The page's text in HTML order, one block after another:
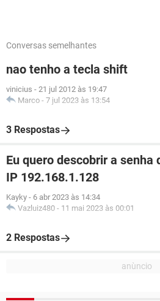
Conversas semelhantes
nao tenho a tecla shift
vinicius - 21 jul 2012 às 19:47
Marco - 7 jul 2023 às 13:54
3 Respostas
Eu quero descobrir a senha
IP 192.168.1.128
Kayky - 6 abr 2023 às 14:34
Vazluiz480 - 11 mai 2023 às 00:01
2 Respostas